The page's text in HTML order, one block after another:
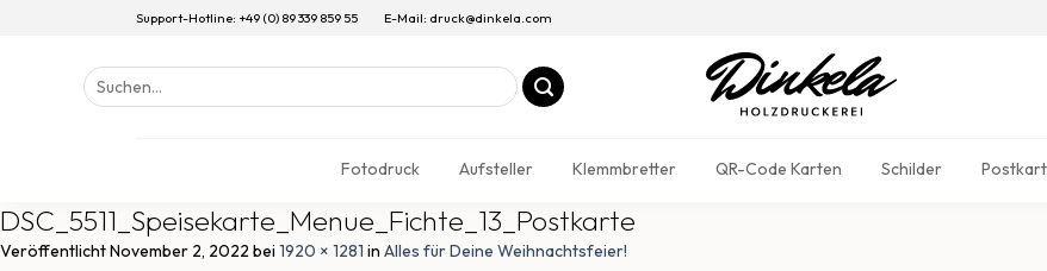
Support-Hotline: +49 (0) 89 339 859 55 E-Mail: druck@dinkela.com
Suchen
nach:
Fotodruck Aufsteller Klemmbretter QR-Code Karten Schilder
DSC_5511_Speisekarte_Menue_Fichte_13_Postkarte
VeröffentlichtNovember 2, 2022 bei 1920 × 1281 in Alles für Deine Weihnachtsfeier!